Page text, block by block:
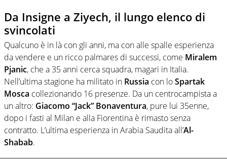
Da Insigne a Ziyech, il lungo elenco di
svincolati
Qualcuno è in là con gli anni, ma con alle spalle esperienza
da vendere e un ricco palmares di successi, come Miralem
Pjanic, che a 35 anni cerca squadra, magari in Italia.
Nell’ultima stagione ha militato in Russia con loSpartak
Mosca collezionando 16 presenze. Da un centrocampista a
un altro: Giacomo “Jack” Bonaventura, pure lui 35enne,
dopo i fasti al Milan e alla Fiorentina è rimasto senza
contratto. L’ultima esperienza in Arabia Saudita all’Al-
Shabab.